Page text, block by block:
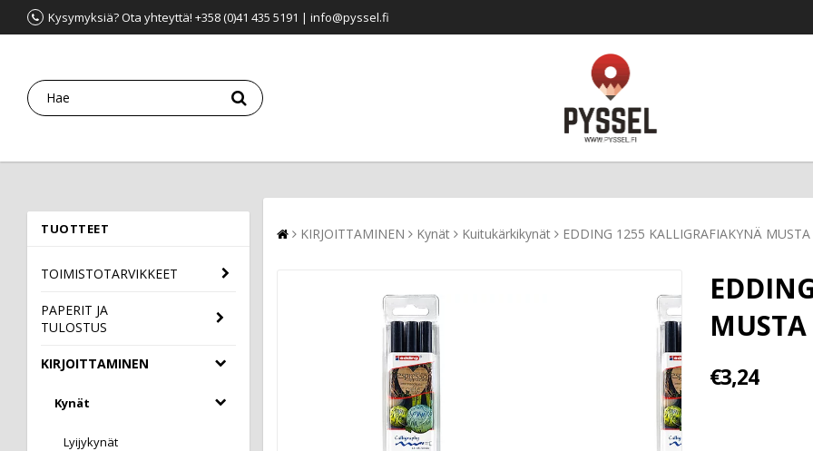
Kysymyksiä? Ota yhteyttä! +358 (0)41 435 5191 | info@pyssel.fi
TUOTTEET
TOIMISTOTARVIKKEET
PAPERIT JA
TULOSTUS
KIRJOITTAMINEN
Kynät
Lyijykynät
KIRJOITTAMINEN Kynät Kuitukärkikynät EDDING 1255 KALLIGRAFIAKYNÄ MUSTA
€3,24